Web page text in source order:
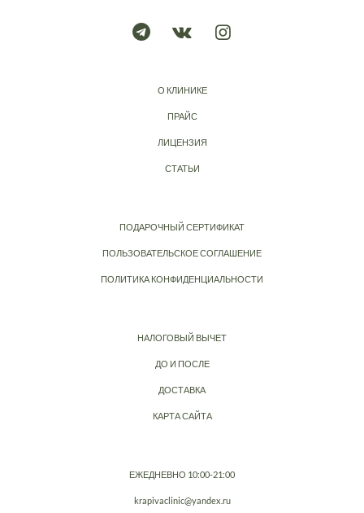
О КЛИНИКЕ
ПРАЙС
ЛИЦЕНЗИЯ
СТАТЬИ
ПОДАРОЧНЫЙ СЕРТИФИКАТ
ПОЛЬЗОВАТЕЛЬСКОЕ СОГЛАШЕНИЕ
ПОЛИТИКА КОНФИДЕНЦИАЛЬНОСТИ
НАЛОГОВЫЙ ВЫЧЕТ
ДО И ПОСЛЕ
ДОСТАВКА
КАРТА САЙТА
ЕЖЕДНЕВНО 10:00-21:00
krapivaclinic@yandex.ru